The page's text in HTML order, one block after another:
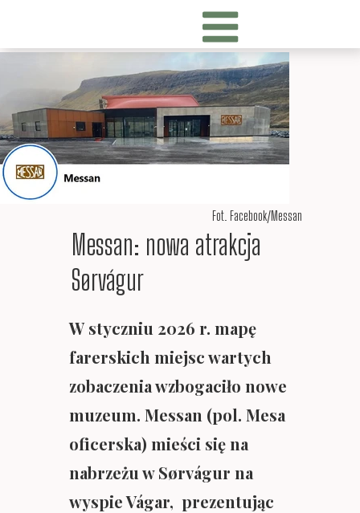
Messan: nowa atrakcja
Sørvágur
W styczniu 2026 r. mapę
farerskich miejsc wartych
zobaczenia wzbogaciło nowe
muzeum. Messan (pol. Mesa
oficerska) mieści się na
nabrzeżu w Sørvágur na
wyspie Vágar, prezentując
Fot. Facebook/Messan